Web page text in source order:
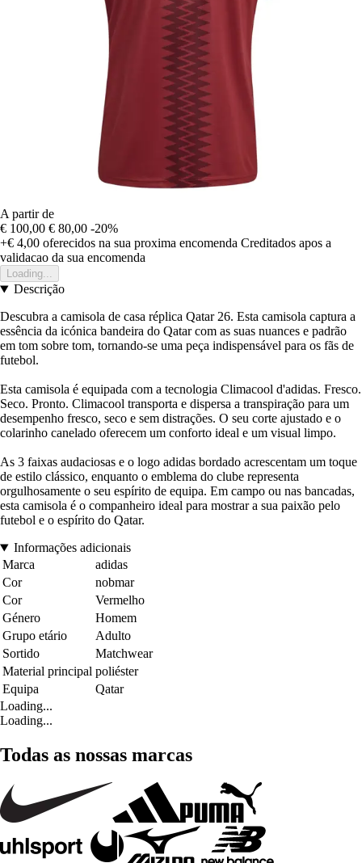
A partir de
€ 100,00 € 80,00 -20%
+€ 4,00 oferecidos na sua proxima encomenda Creditados apos a
validacao da sua encomenda
Loading...
Descrição
Descubra a camisola de casa réplica Qatar 26. Esta camisola captura a
essência da icónica bandeira do Qatar com as suas nuances e padrão
em tom sobre tom, tornando-se uma peça indispensável para os fãs de
futebol.
Esta camisola é equipada com a tecnologia Climacool d'adidas. Fresco.
Seco. Pronto. Climacool transporta e dispersa a transpiração para um
desempenho fresco, seco e sem distrações. O seu corte ajustado e o
colarinho canelado oferecem um conforto ideal e um visual limpo.
As 3 faixas audaciosas e o logo adidas bordado acrescentam um toque
de estilo clássico, enquanto o emblema do clube representa
orgulhosamente o seu espírito de equipa. Em campo ou nas bancadas,
esta camisola é o companheiro ideal para mostrar a sua paixão pelo
futebol e o espírito do Qatar.
Informações adicionais
Marca
adidas
Cor
nobmar
Cor
Vermelho
Género
Homem
Grupo etário
Adulto
Sortido
Matchwear
Material principal poliéster
Equipa
Qatar
Loading...
Loading...
Todas as nossas marcas